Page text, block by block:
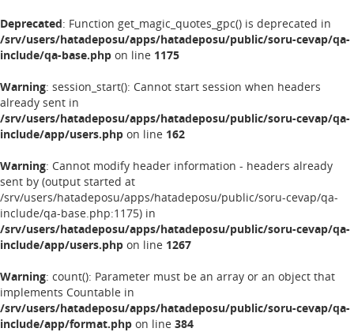
Deprecated: Function get_magic_quotes_gpc() is deprecated in
/srv/users/hatadeposu/apps/hatadeposu/public/soru-cevap/qa-
include/qa-base.php on line 1175
Warning: session_start(): Cannot start session when headers
already sent in
/srv/users/hatadeposu/apps/hatadeposu/public/soru-cevap/qa-
include/app/users.php on line 162
Warning: Cannot modify header information - headers already
sent by (output started at
/srv/users/hatadeposu/apps/hatadeposu/public/soru-cevap/qa-
include/qa-base.php:1175) in
/srv/users/hatadeposu/apps/hatadeposu/public/soru-cevap/qa-
include/app/users.php on line 1267
Warning: count(): Parameter must be an array or an object that
implements Countable in
/srv/users/hatadeposu/apps/hatadeposu/public/soru-cevap/qa-
include/app/format.php on line 384